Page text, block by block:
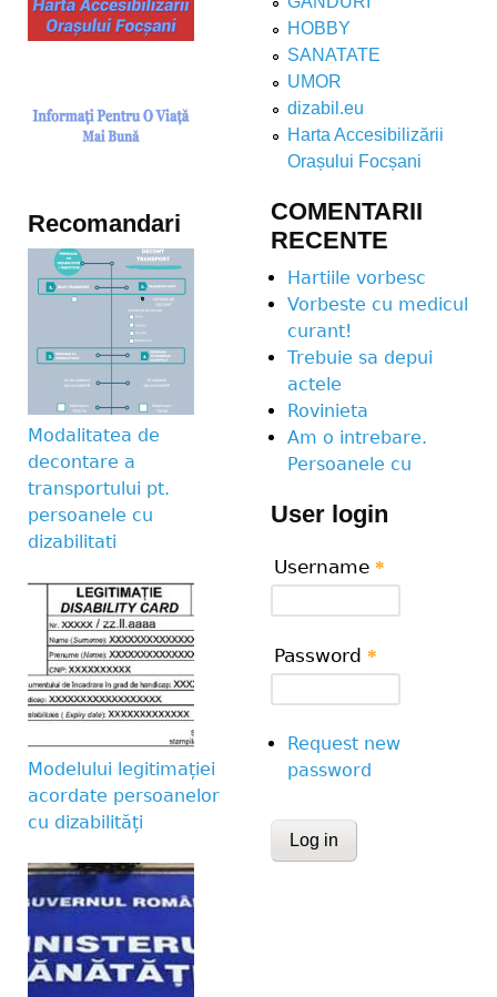
Recomandari
Modalitatea de
decontare a
transportului pt.
persoanele cu
dizabilitati
Modelului legitimației
acordate persoanelor
cu dizabilități
HOBBY
SANATATE
UMOR
dizabil.eu
Harta Accesibilizării
Orașului Focșani
COMENTARII
RECENTE
Hartiile vorbesc
Vorbeste cu medicul
curant!
Trebuie sa depui
actele
Rovinieta
Am o intrebare.
Persoanele cu
User login
Username *
Password *
Request new
password
CAPTCHA